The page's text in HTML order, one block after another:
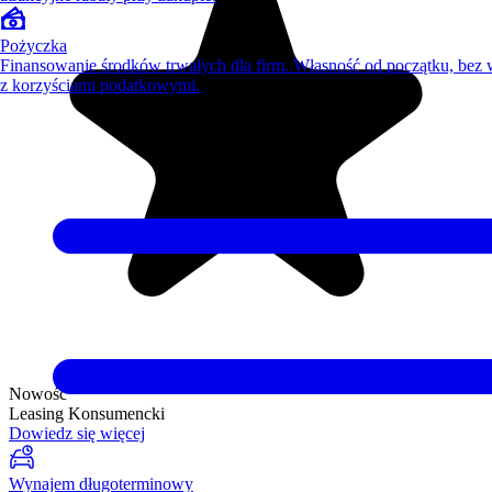
Nowość
Leasing Konsumencki
Dowiedz się więcej
Wynajem długoterminowy
Pożyczka
Finansowanie środków trwałych dla firm. Własność od początku, bez
z korzyściami podatkowymi.